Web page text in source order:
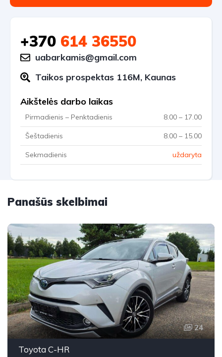
+370 614 36550
uabarkamis@gmail.com
Taikos prospektas 116M, Kaunas
Aikštelės darbo laikas
Pirmadienis – Penktadienis 8.00 – 17.00
Šeštadienis 8.00 – 15.00
Sekmadienis uždaryta
Panašūs skelbimai
24
Toyota C-HR